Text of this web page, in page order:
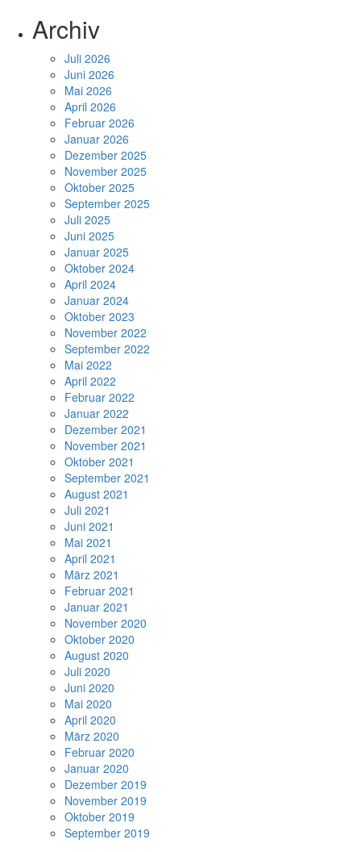
Archiv
Juli 2026
Juni 2026
Mai 2026
April 2026
Februar 2026
Januar 2026
Dezember 2025
November 2025
Oktober 2025
September 2025
Juli 2025
Juni 2025
Januar 2025
Oktober 2024
April 2024
Januar 2024
Oktober 2023
November 2022
September 2022
Mai 2022
April 2022
Februar 2022
Januar 2022
Dezember 2021
November 2021
Oktober 2021
September 2021
August 2021
Juli 2021
Juni 2021
Mai 2021
April 2021
März 2021
Februar 2021
Januar 2021
November 2020
Oktober 2020
August 2020
Juli 2020
Juni 2020
Mai 2020
April 2020
März 2020
Februar 2020
Januar 2020
Dezember 2019
November 2019
Oktober 2019
September 2019